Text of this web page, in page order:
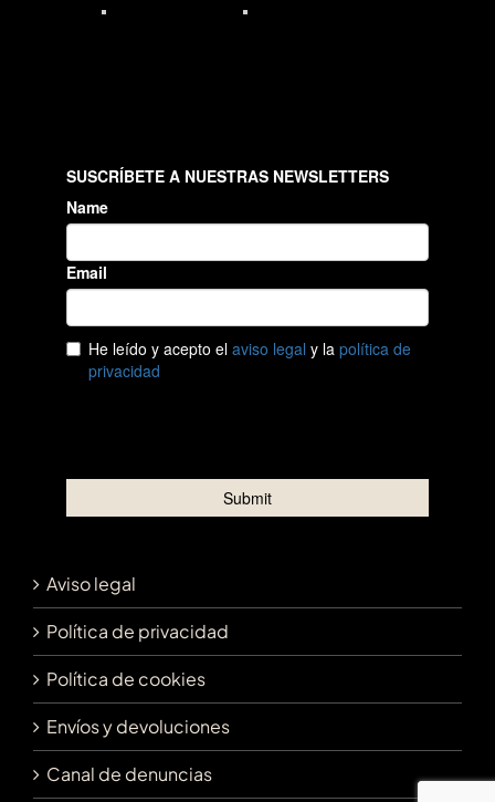
Aviso legal
Política de privacidad
Política de cookies
Envíos y devoluciones
Canal de denuncias